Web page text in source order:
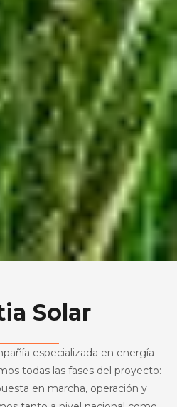
Solar
especializada en energía
todas las fases del proyecto:
en marcha, operación y